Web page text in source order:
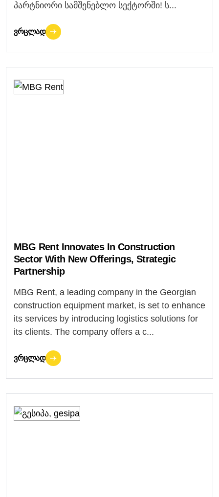
პარტნიორი სამშენებლო სექტორში! ს...
ᲕᲠᲪᲚᲐᲓ
MBG Rent Innovates In Construction
Sector With New Offerings, Strategic
Partnership
MBG Rent, a leading company in the Georgian
construction equipment market, is set to enhance
its services by introducing logistics solutions for
its clients. The company offers a c...
ᲕᲠᲪᲚᲐᲓ